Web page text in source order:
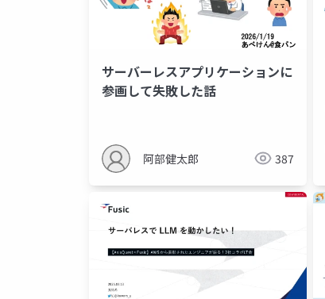
サーバーレスアプリケーションに
参画して失敗した話
阿部健太郎 387